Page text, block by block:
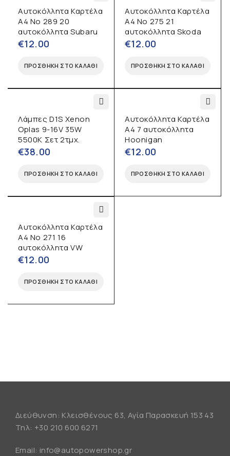
Αυτοκόλλητα Καρτέλα
Α4 No 289 20
αυτοκόλλητα Subaru
€12.00
ΠΡΟΣΘΉΚΗ ΣΤΟ ΚΑΛΆΘΙ
Αυτοκόλλητα Καρτέλα
Α4 No 275 21
αυτοκόλλητα Skoda
€12.00
ΠΡΟΣΘΉΚΗ ΣΤΟ ΚΑΛΆΘΙ
Λάμπες D1S Xenon
Oplas 9-16V 35W
5500K Σετ 2τμχ.
€38.00
ΠΡΟΣΘΉΚΗ ΣΤΟ ΚΑΛΆΘΙ
Αυτοκόλλητα Καρτέλα
Α4 7 αυτοκόλλητα
Hoonigan
€12.00
ΠΡΟΣΘΉΚΗ ΣΤΟ ΚΑΛΆΘΙ
Αυτοκόλλητα Καρτέλα
Α4 No 271 16
αυτοκόλλητα VW
€12.00
ΠΡΟΣΘΉΚΗ ΣΤΟ ΚΑΛΆΘΙ
Διεύθυνση: Κλεισθένους 63, Αγία Παρασκευή 153 43
Τηλ: +30 210 600 6271
Email: info@autopowershop.gr